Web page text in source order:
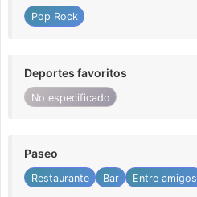
Pop Rock
Deportes favoritos
No especificado
Paseo
Restaurante Bar Entre amigos